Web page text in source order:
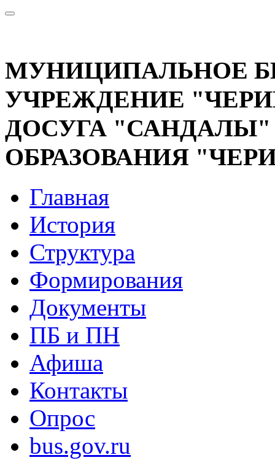
МУНИЦИПАЛЬНОЕ
УЧРЕЖДЕНИЕ
ДОСУГА
ОБРАЗОВАНИЯ
Главная
История
Структура
Формирования
Документы
ПБ и ПН
Афиша
Контакты
Опрос
bus.gov.ru